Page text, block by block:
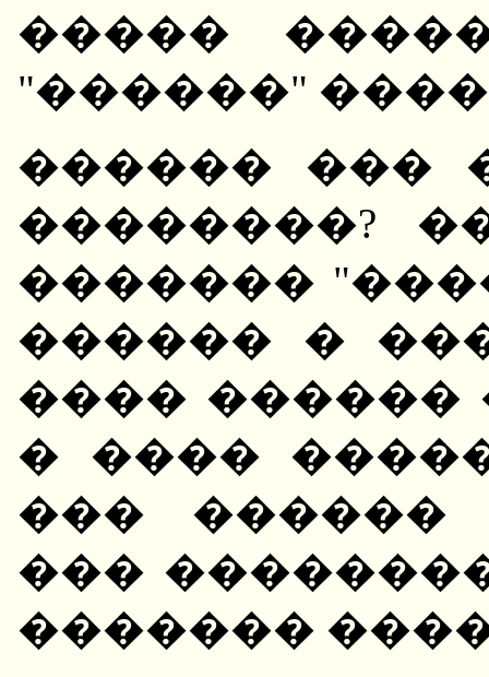
�����
"������"
������ ���
��������?
�������
������ �
���� ������
� ����
��� ������
���
�������